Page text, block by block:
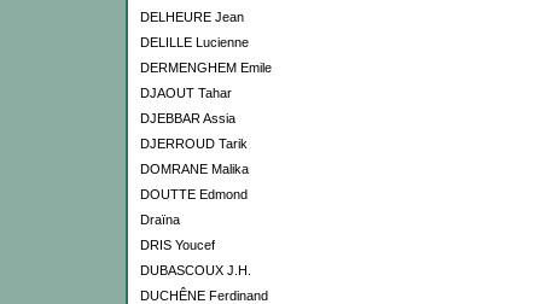
DELHEURE Jean
DELILLE Lucienne
DERMENGHEM Emile
DJAOUT Tahar
DJEBBAR Assia
DJERROUD Tarik
DOMRANE Malika
DOUTTE Edmond
Draïna
DRIS Youcef
DUBASCOUX J.H.
DUCHÊNE Ferdinand